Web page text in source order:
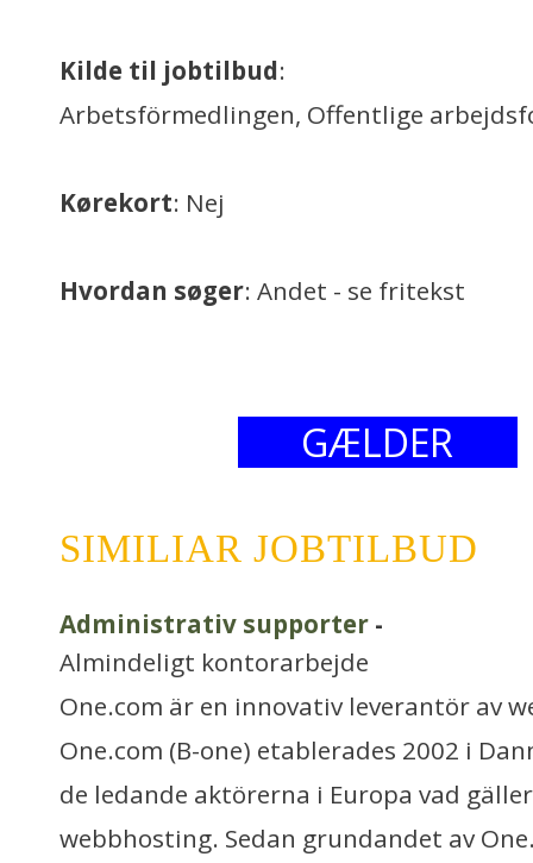
Kilde til jobtilbud:
Arbetsförmedlingen, Offentlige
Kørekort: Nej
Hvordan søger: Andet - se fritekst
GÆLDER
SIMILIAR JOBTILBUD
Administrativ supporter -
Almindeligt kontorarbejde
One.com är en innovativ leverantör av
One.com (B-one) etablerades 2002 i
de ledande aktörerna i Europa vad
webbhosting. Sedan grundandet av